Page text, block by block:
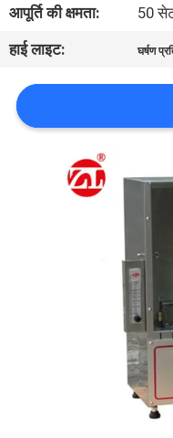
संपर्क
समाचार
आपूर्ति की क्षमता:
50
हाई लाइट:
घर्षण